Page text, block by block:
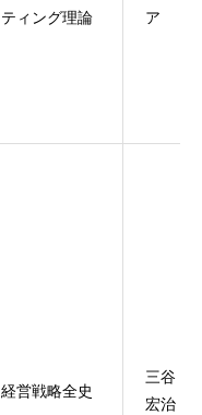
ティング理論
ア
経営戦略全史
三谷
宏治